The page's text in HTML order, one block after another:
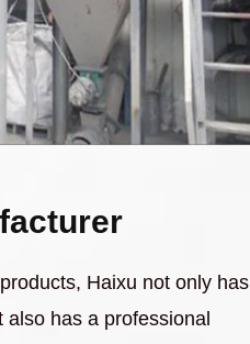
Haixu not only has
has a professional